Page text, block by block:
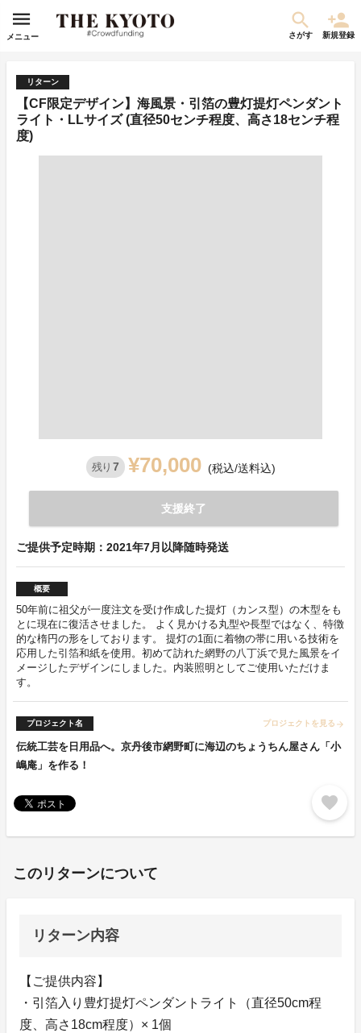
メニュー さがす 新規登録
リターン
【CF限定デザイン】海風景・引箔の豊灯提灯ペンダント
ライト・LLサイズ (直径50センチ程度、高さ18センチ程
度)
残り 7 ¥70,000 (税込/送料込)
支援終了
ご提供予定時期：2021年7月以降随時発送
概要
50年前に祖父が一度注文を受け作成した提灯（カンス型）の木型をも
とに現在に復活させました。 よく見かける丸型や長型ではなく、特徴
的な楕円の形をしております。 提灯の1面に着物の帯に用いる技術を
応用した引箔和紙を使用。初めて訪れた網野の八丁浜で見た風景をイ
メージしたデザインにしました。内装照明としてご使用いただけま
す。
プロジェクト名 プロジェクトを見る arrow_forward
伝統工芸を日用品へ。京丹後市網野町に海辺のちょうちん屋さん「小
嶋庵」を作る！
favorite
このリターンについて
リターン内容
【ご提供内容】
・引箔入り豊灯提灯ペンダントライト（直径50cm程
度、高さ18cm程度）× 1個